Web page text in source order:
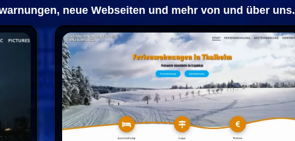
neue Webseiten und mehr von und über uns.